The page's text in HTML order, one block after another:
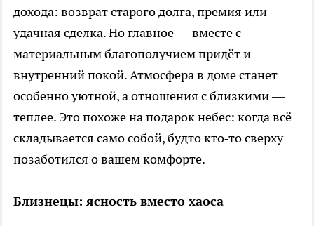
дохода: возврат старого долга, премия или
удачная сделка. Но главное — вместе с
материальным благополучием придёт и
внутренний покой. Атмосфера в доме станет
особенно уютной, а отношения с близкими —
теплее. Это похоже на подарок небес: когда всё
складывается само собой, будто кто‑то сверху
позаботился о вашем комфорте.
Близнецы: ясность вместо хаоса